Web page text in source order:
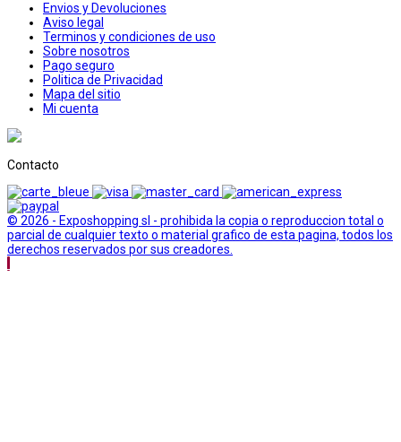
Envios y Devoluciones
Aviso legal
Terminos y condiciones de uso
Sobre nosotros
Pago seguro
Politica de Privacidad
Mapa del sitio
Mi cuenta
Contacto
© 2026 - Exposhopping sl - prohibida la copia o reproduccion total o
parcial de cualquier texto o material grafico de esta pagina, todos los
derechos reservados por sus creadores.